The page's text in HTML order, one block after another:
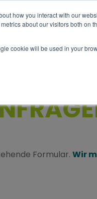
how you interact with our
about our visitors both on
cookie will be used in your
Tour Info
Formular. Wir